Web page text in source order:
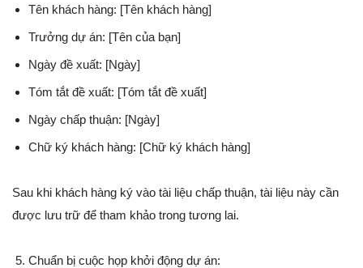
Tên khách hàng: [Tên khách hàng]
Trưởng dự án: [Tên của bạn]
Ngày đề xuất: [Ngày]
Tóm tắt đề xuất: [Tóm tắt đề xuất]
Ngày chấp thuận: [Ngày]
Chữ ký khách hàng: [Chữ ký khách hàng]
Sau khi khách hàng ký vào tài liệu chấp thuận, tài liệu này cần
được lưu trữ để tham khảo trong tương lai.
Chuẩn bị cuộc họp khởi động dự án: